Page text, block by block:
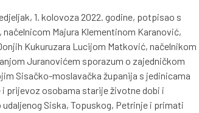
1. kolovoza 2022. godine, potpisao s
Majura Klementinom Karanović,
Kukuruzara Lucijom Matković, načelnikom
Juranovićem sporazum o zajedničkom
Sisačko-moslavačka županija s jedinicama
prijevoz osobama starije životne dobi i
Siska, Topuskog, Petrinje i primati